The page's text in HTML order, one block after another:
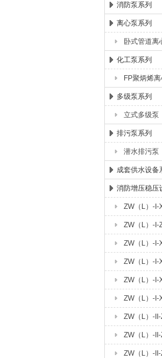
消防泵系列
离心泵系列
卧式管道离
化工泵系列
FP聚炳烯
多级泵系列
立式多级泵
排污泵系列
潜水排污泵
成套供水设备
消防增压稳压
ZW（L）-I-
ZW（L）-I-
ZW（L）-I-
ZW（L）-I-
ZW（L）-I-
ZW（L）-I-
ZW（L）-
ZW（L）-
ZW（L）-II-